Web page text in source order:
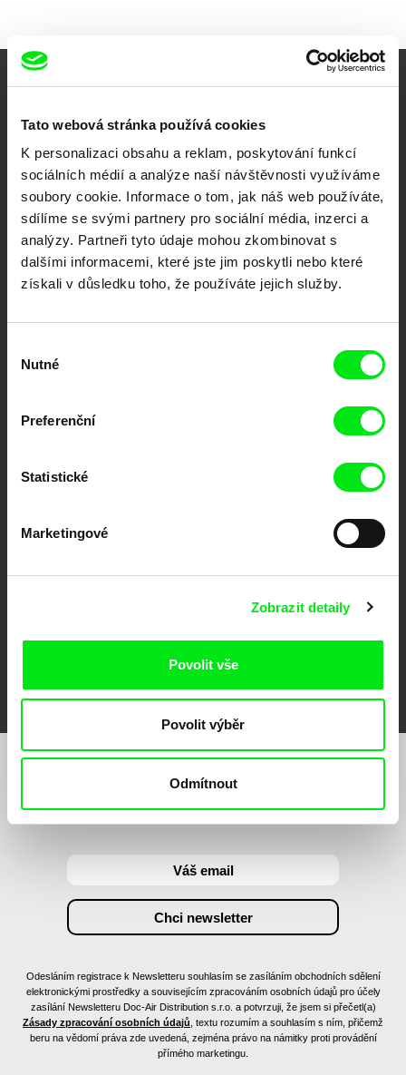
Tato webová stránka používá cookies
K personalizaci obsahu a reklam, poskytování funkcí
sociálních médií a analýze naší návštěvnosti využíváme
soubory cookie. Informace o tom, jak náš web používáte,
sdílíme se svými partnery pro sociální média, inzerci a
analýzy. Partneři tyto údaje mohou zkombinovat s
dalšími informacemi, které jste jim poskytli nebo které
získali v důsledku toho, že používáte jejich služby.
souhlasu
Nutné
Preferenční
Statistické
Marketingové
Zobrazit detaily
Povolit vše
Povolit výběr
Odmítnout
dokumentární kino
Nové festivalové filmy
každý týden
Portál DAFilms.cz je výsledkem tvůrčí spolupráce 7 klíčových evropských
festivalů dokumentárního filmu sdružených do Doc Alliance. Naším cílem je
posouvat hranice dokumentárního filmu, propagovat jeho rozmanitost a
podporovat kvalitní autorské filmy.
Členové Doc Alliance
DOK Leipzig
MFDF Ji.hlava
Chcete být pravidelně informováni o našem
Odesláním registrace k Newsletteru souhlasím se zasíláním obchodních sdělení
elektronickými prostředky a souvisejícím zpracováním osobních údajů pro účely
zasílání Newsletteru Doc-Air Distribution s.r.o. a potvrzuji, že jsem si přečetl(a)
Zásady zpracování osobních údajů , textu rozumím a souhlasím s ním, přičemž
beru na vědomí práva zde uvedená, zejména právo na námitky proti provádění
přímého marketingu.